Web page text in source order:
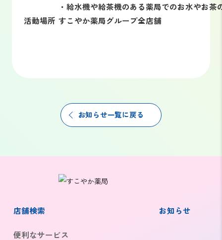
・給水機や給茶機のある薬局でのお水やお茶
活動場所 すこやか薬局グループ全店舗
お知らせ一覧に戻る
店舗検索 お知らせ
便利なサービス